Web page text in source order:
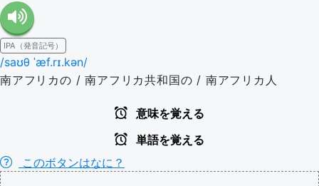
IPA（発音記号）
/saʊθ ˈæf.rɪ.kən/
南アフリカの / 南アフリカ共和国の / 南アフリカ人
意味を覚える
単語を覚える
このボタンはなに？